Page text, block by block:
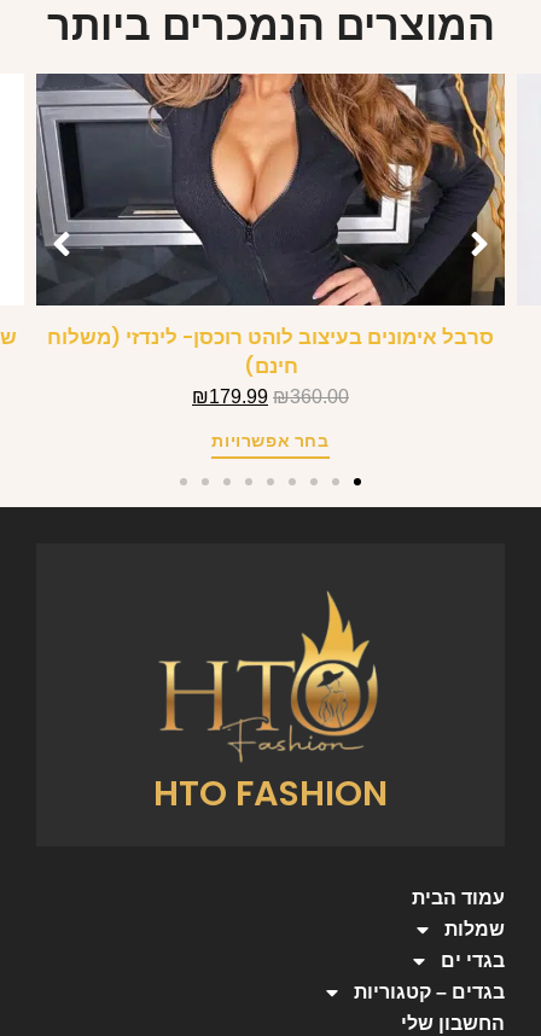
המוצרים הנמכרים ביותר
סרבל אימונים בעיצוב לוהט רוכסן- לינדזי (משלוח
חינם)
₪360.00
₪179.99
בחר אפשרויות
HTO FASHION
עמוד הבית
שמלות
בגדי ים
בגדים – קטגוריות
החשבון שלי